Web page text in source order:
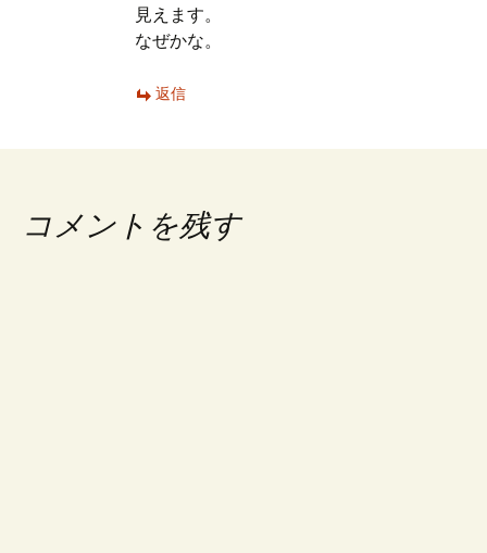
見えます。
なぜかな。
返信
コメントを残す